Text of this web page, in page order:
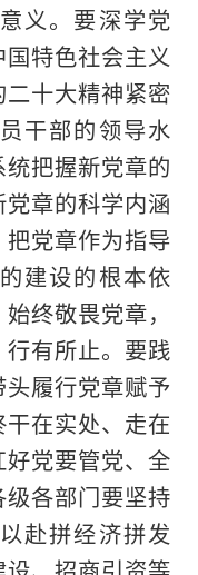
义。要深学党
国特色社会主义
二十大精神紧密
干部的领导水
把握新党章的
章的科学内涵
党章作为指导
建设的根本依
终敬畏党章，
有所止。要践
履行党章赋予
在实处、走在
党要管党、全
各部门要坚持
赴拼经济拼发